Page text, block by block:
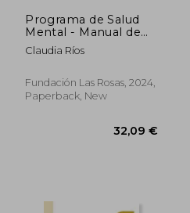
Programa de Salud
Mental - Manual de
Implementación (in
Spanish)
Claudia Ríos
Fundación Las Rosas, 2024,
Paperback, New